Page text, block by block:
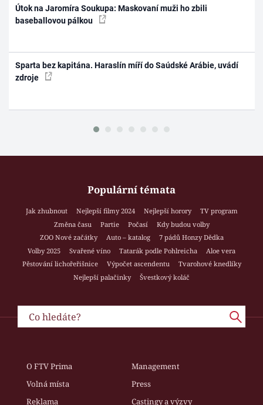
Útok na Jaromíra Soukupa: Maskovaní muži ho zbili
baseballovou pálkou
Sparta bez kapitána. Haraslín míří do Saúdské Arábie, uvádí
zdroje
Populární témata
Jak zhubnout Nejlepší filmy 2024 Nejlepší horory
TV program
Změna času
Partie Počasí
Kdy budou volby
ZOO Nové začátky
Auto – katalog
7 pádů Honzy Dědka
Volby 2025
Svařené víno Tatarák podle Pohlreicha
Aloe vera
Pěstování lichořeřišnice
Výpočet ascendentu
Tvarohové knedlíky
Nejlepší palačinky
Švestkový koláč
O FTV Prima
Management
Volná místa
Press
Reklama
Castingy a výzvy